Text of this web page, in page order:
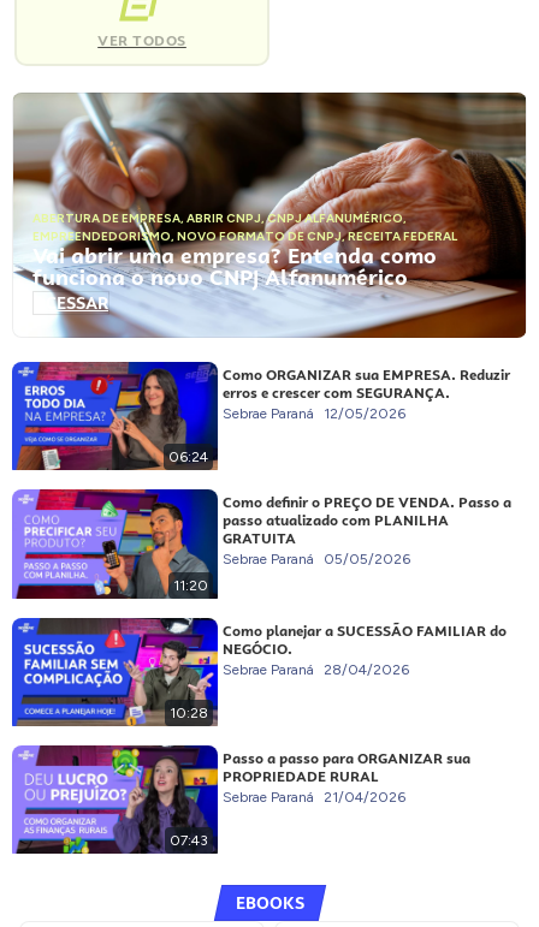
VER TODOS
ABERTURA DE EMPRESA, ABRIR CNPJ,CNPJ ALFANUMÉRICO,
EMPREENDEDORISMO, NOVO FORMATO DE CNPJ,RECEITA FEDERAL
Vai abrir uma empresa? Entenda como
funciona o novo CNPJ Alfanumérico
ACESSAR
06:24
Como ORGANIZAR sua EMPRESA. Reduzir
erros e crescer com SEGURANÇA.
Sebrae Paraná 12/05/2026
11:20
Como definir o PREÇO DE VENDA. Passo a
passo atualizado com PLANILHA
GRATUITA
Sebrae Paraná 05/05/2026
10:28
Como planejar a SUCESSÃO FAMILIAR do
NEGÓCIO.
Sebrae Paraná 28/04/2026
07:43
Passo a passo para ORGANIZAR sua
PROPRIEDADE RURAL
Sebrae Paraná 21/04/2026
EBOOKS